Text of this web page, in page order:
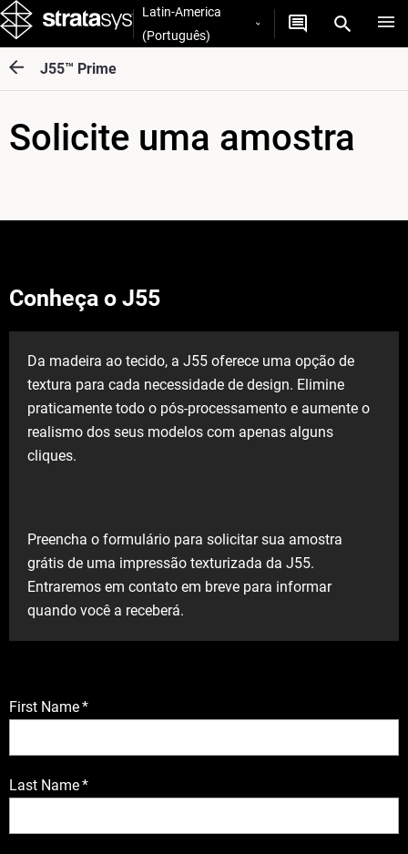
Latin-America
(Português)
J55™ Prime
Solicite uma amostra
Conheça o J55
Da madeira ao tecido, a J55 oferece uma opção de
textura para cada necessidade de design. Elimine
praticamente todo o pós-processamento e aumente o
realismo dos seus modelos com apenas alguns
cliques.
Preencha o formulário para solicitar sua amostra
grátis de uma impressão texturizada da J55.
Entraremos em contato em breve para informar
quando você a receberá.
First Name*
Last Name*